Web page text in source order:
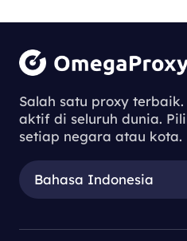
Salah satu proxy
aktif di seluruh dunia.
setiap negara atau kota.
Bahasa Indonesia